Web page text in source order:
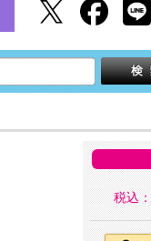
税込：